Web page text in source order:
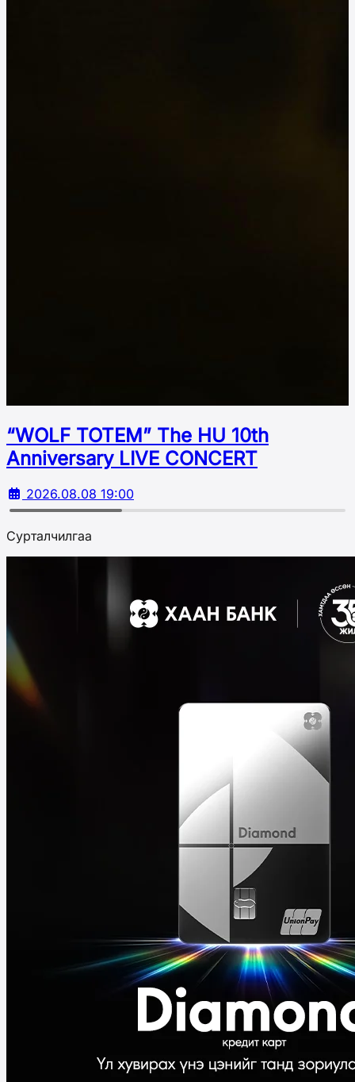
“WOLF TOTEM” The HU 10th
Аnniversary LIVE CONCERT
2026.08.08 19:00
Сурталчилгаа